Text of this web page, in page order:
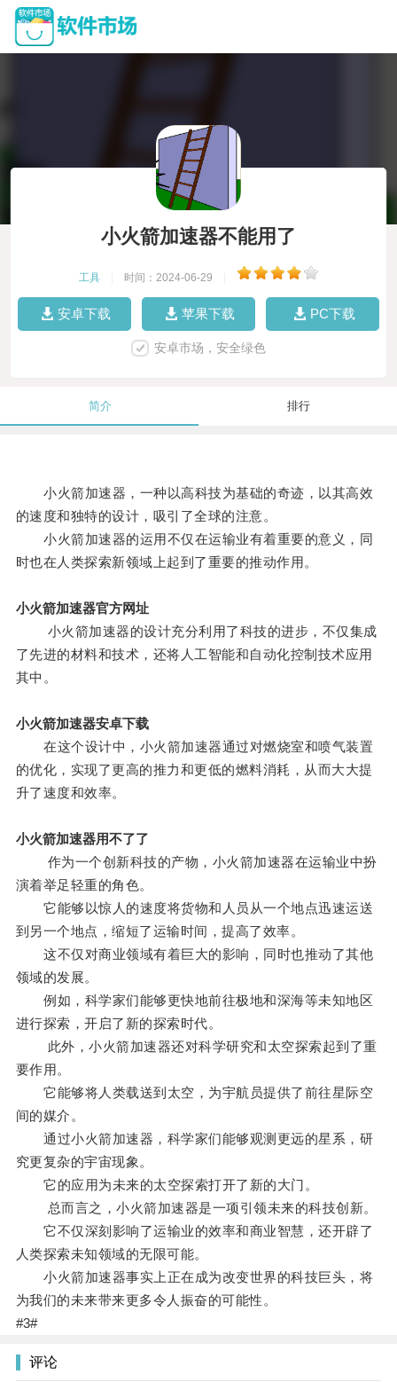
小火箭加速器不能用了
工具 时间：2024-06-29
安卓下载 苹果下载 PC下载
安卓市场，安全绿色
简介 排行
小火箭加速器，一种以高科技为基础的奇迹，以其高效
的速度和独特的设计，吸引了全球的注意。
小火箭加速器的运用不仅在运输业有着重要的意义，同
时也在人类探索新领域上起到了重要的推动作用。
小火箭加速器官方网址
小火箭加速器的设计充分利用了科技的进步，不仅集成
了先进的材料和技术，还将人工智能和自动化控制技术应用
其中。
小火箭加速器安卓下载
在这个设计中，小火箭加速器通过对燃烧室和喷气装置
的优化，实现了更高的推力和更低的燃料消耗，从而大大提
升了速度和效率。
小火箭加速器用不了了
作为一个创新科技的产物，小火箭加速器在运输业中扮
演着举足轻重的角色。
它能够以惊人的速度将货物和人员从一个地点迅速运送
到另一个地点，缩短了运输时间，提高了效率。
这不仅对商业领域有着巨大的影响，同时也推动了其他
领域的发展。
例如，科学家们能够更快地前往极地和深海等未知地区
进行探索，开启了新的探索时代。
此外，小火箭加速器还对科学研究和太空探索起到了重
要作用。
它能够将人类载送到太空，为宇航员提供了前往星际空
间的媒介。
通过小火箭加速器，科学家们能够观测更远的星系，研
究更复杂的宇宙现象。
它的应用为未来的太空探索打开了新的大门。
总而言之，小火箭加速器是一项引领未来的科技创新。
它不仅深刻影响了运输业的效率和商业智慧，还开辟了
人类探索未知领域的无限可能。
小火箭加速器事实上正在成为改变世界的科技巨头，将
为我们的未来带来更多令人振奋的可能性。
#3#
评论